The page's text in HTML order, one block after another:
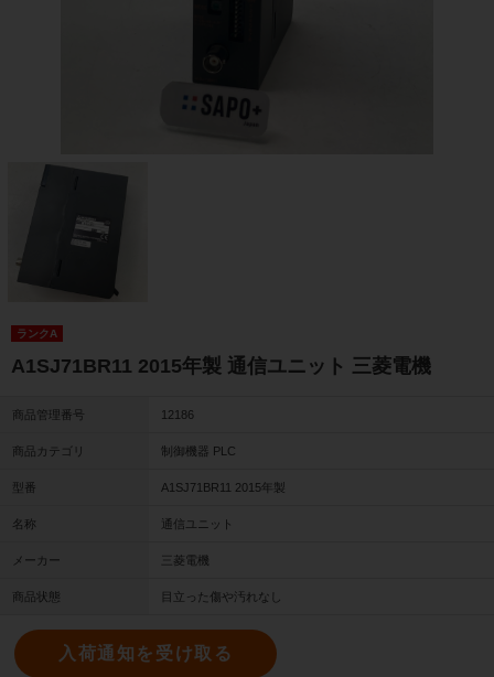
ランクA
A1SJ71BR11 2015年製 通信ユニット 三菱電機
商品管理番号 12186
商品カテゴリ 制御機器 PLC
型番 A1SJ71BR11 2015年製
名称 通信ユニット
メーカー 三菱電機
商品状態 目立った傷や汚れなし
入荷通知を受け取る